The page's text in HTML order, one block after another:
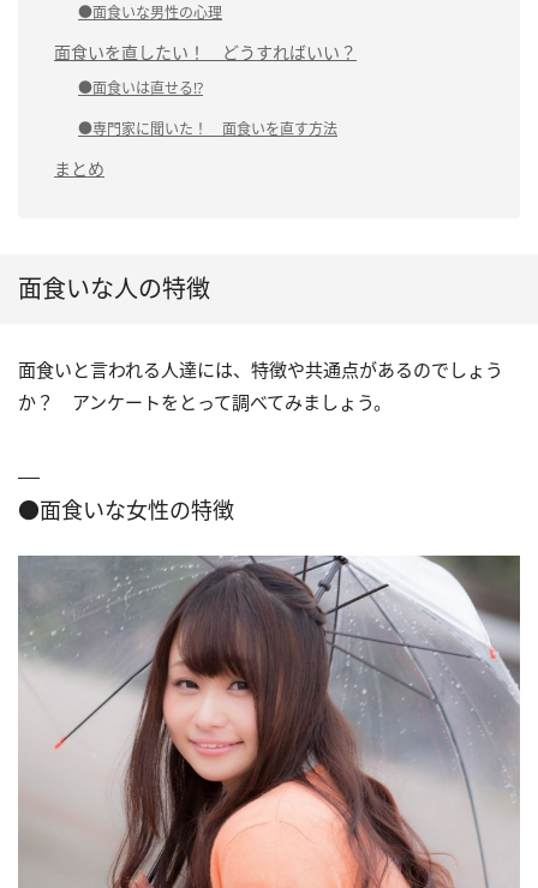
●面食いな男性の心理
面食いを直したい！ どうすればいい？
●面食いは直せる!?
●専門家に聞いた！ 面食いを直す方法
まとめ
面食いな人の特徴
面食いと言われる人達には、特徴や共通点があるのでしょう
か？ アンケートをとって調べてみましょう。
●面食いな女性の特徴